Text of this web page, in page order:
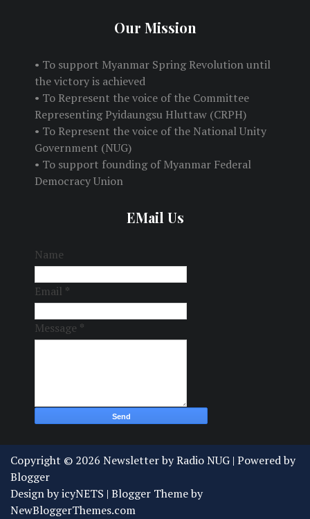
Our Mission
• To support Myanmar Spring Revolution until
the victory is achieved
• To Represent the voice of the Committee
Representing Pyidaungsu Hluttaw (CRPH)
• To Represent the voice of the National Unity
Government (NUG)
• To support founding of Myanmar Federal
Democracy Union
EMail Us
Name
Email *
Message *
Copyright © 2026 Newsletter by Radio NUG | Powered by
Blogger
Design byicyNETS | Blogger Theme by
NewBloggerThemes.com